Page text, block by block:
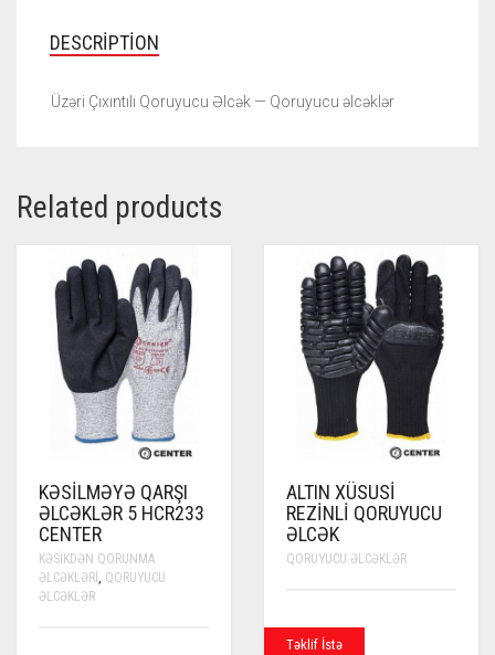
DESCRIPTION
Üzəri Çıxıntılı Qoruyucu Əlcək — Qoruyucu əlcəklər
Related products
KƏSILMƏYƏ QARŞI
ƏLCƏKLƏR 5 HCR233
CENTER
KƏSIKDƏN QORUNMA
ƏLCƏKLƏRI QORUYUCU
ƏLCƏKLƏR
ALTIN XÜSUSI
REZINLI QORUYUCU
ƏLCƏK
QORUYUCU ƏLCƏKLƏR
Təklif İstə